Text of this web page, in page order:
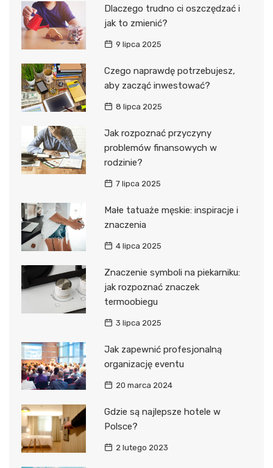
Dlaczego trudno ci oszczędzać i
jak to zmienić?
9 lipca 2025
Czego naprawdę potrzebujesz,
aby zacząć inwestować?
8 lipca 2025
Jak rozpoznać przyczyny
problemów finansowych w
rodzinie?
7 lipca 2025
Małe tatuaże męskie: inspiracje i
znaczenia
4 lipca 2025
Znaczenie symboli na piekarniku:
jak rozpoznać znaczek
termoobiegu
3 lipca 2025
Jak zapewnić profesjonalną
organizację eventu
20 marca 2024
Gdzie są najlepsze hotele w
Polsce?
2 lutego 2023